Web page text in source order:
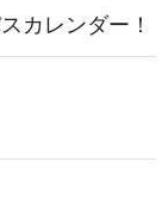
カレンダー！